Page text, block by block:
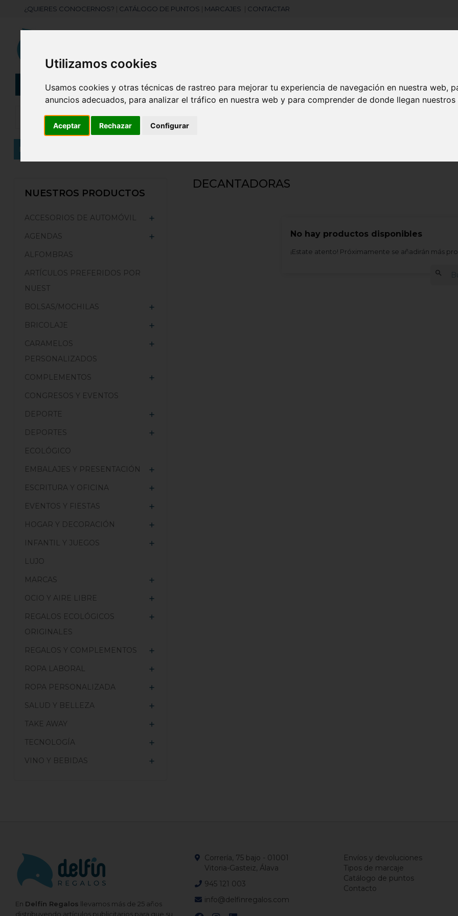
Utilizamos cookies
Usamos cookies y otras técnicas de rastreo para mejorar tu experiencia de navegación en nuestra web,
anuncios adecuados, para analizar el tráfico en nuestra web y para comprender de donde llegan nuestros
Aceptar Rechazar Configurar
¿QUIERES CONOCERNOS? CATÁLOGO DE PUNTOS MARCAJES CONTACTAR
CATEGORÍAS Botellas Bolis Libretas Laboral Camisetas Agendas
Inicio
NUESTROS PRODUCTOS
ACCESORIOS DE AUTOMÓVIL 
AGENDAS 
ALFOMBRAS
ARTÍCULOS PREFERIDOS POR
NUEST
BOLSAS/MOCHILAS

BRICOLAJE 
CARAMELOS
PERSONALIZADOS

COMPLEMENTOS 
CONGRESOS Y EVENTOS
DEPORTE

DEPORTES 
ECOLÓGICO
EMBALAJES Y PRESENTACIÓN

ESCRITURA Y OFICINA 
EVENTOS Y FIESTAS 
HOGAR Y DECORACIÓN 
INFANTIL Y JUEGOS 
LUJO
MARCAS

OCIO Y AIRE LIBRE 
REGALOS ECOLÓGICOS
ORIGINALES

REGALOS Y COMPLEMENTOS 
ROPA LABORAL 
ROPA PERSONALIZADA 
SALUD Y BELLEZA 
TAKE AWAY 
TECNOLOGÍA 
VINO Y BEBIDAS 
DECANTADORAS
No hay productos disponibles
¡Estate atento! Próximamente se añadirán más
search
En Delfín Regalos llevamos más de 25 años
distribuyendo artículos publicitarios para que su
Correría, 75 bajo - 01001
Vitoria-Gasteiz, Álava
945 121 003
info@delfinregalos.com
Envíos y devoluciones
Tipos de marcaje
Catálogo de puntos
Contacto